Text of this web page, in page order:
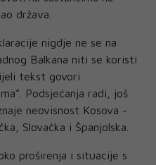
država.
nigdje ne se na
Balkana niti se koristi
tekst govori
Podsjećanja radi, još
neovisnost Kosova -
Slovačka i Španjolska.
proširenja i situacije s